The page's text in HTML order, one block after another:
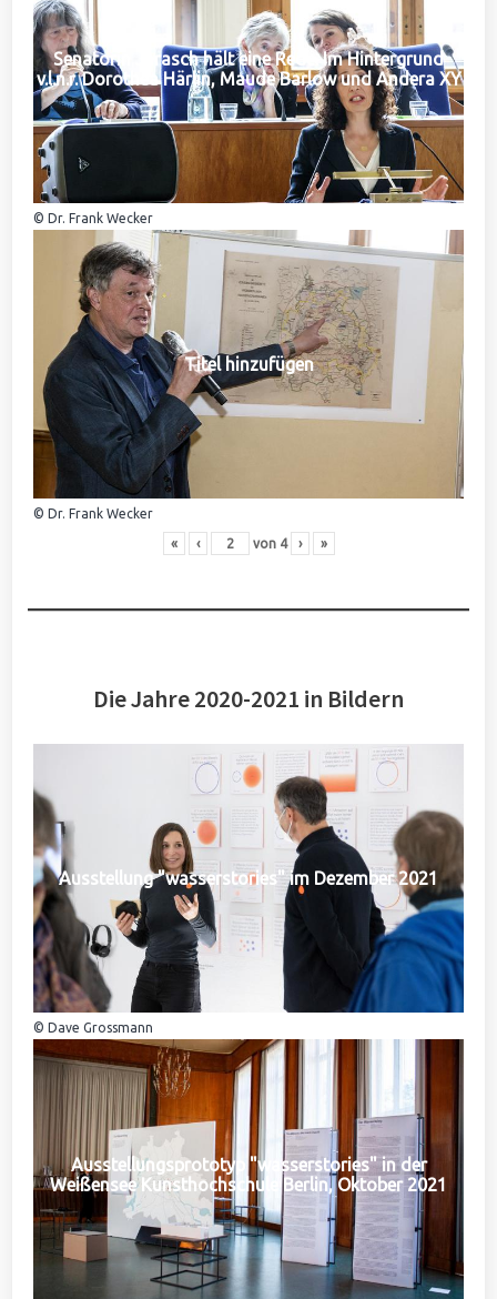
Senatorin Jarasch hält eine Rede. Im Hintergrund
v.l.n.r. Dorothea Härlin, Maude Barlow und Andera XY
© Dr. Frank Wecker
Titel hinzufügen
© Dr. Frank Wecker
« ‹ von 4 › »
Die Jahre 2020-2021 in Bildern
Ausstellung "wasserstories" im Dezember 2021
© Dave Grossmann
Ausstellungsprototyp "wasserstories" in der
Weißensee Kunsthochschule Berlin, Oktober 2021